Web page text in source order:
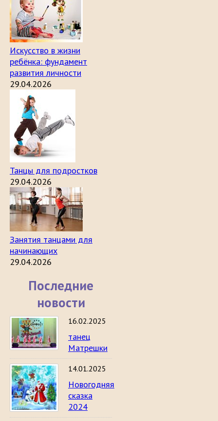
Искусство в жизни
ребёнка: фундамент
развития личности
29.04.2026
Танцы для подростков
29.04.2026
Занятия танцами для
начинающих
29.04.2026
Последние
новости
16.02.2025
танец
Матрешки
14.01.2025
Новогодняя
сказка
2024